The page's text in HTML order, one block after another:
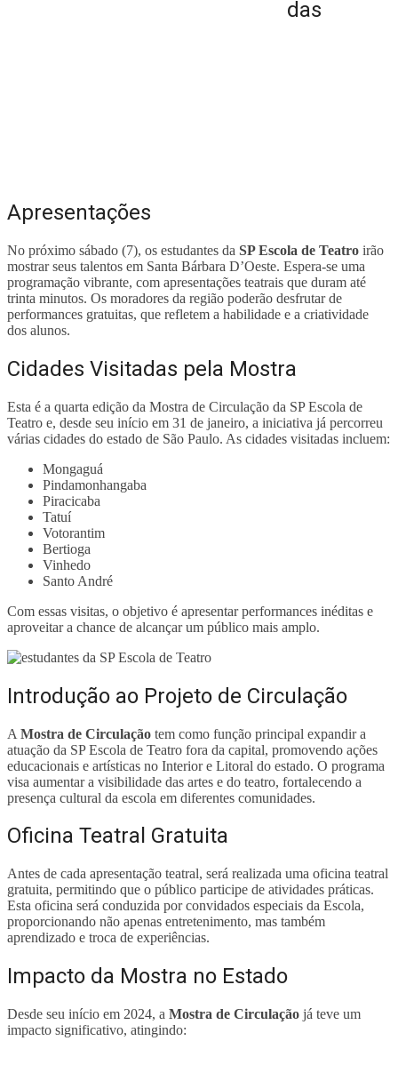
das
Apresentações
No próximo sábado (7), os estudantes da SP Escola de Teatro irão
mostrar seus talentos em Santa Bárbara D’Oeste. Espera-se uma
programação vibrante, com apresentações teatrais que duram até
trinta minutos. Os moradores da região poderão desfrutar de
performances gratuitas, que refletem a habilidade e a criatividade
dos alunos.
Cidades Visitadas pela Mostra
Esta é a quarta edição da Mostra de Circulação da SP Escola de
Teatro e, desde seu início em 31 de janeiro, a iniciativa já percorreu
várias cidades do estado de São Paulo. As cidades visitadas incluem:
Mongaguá
Pindamonhangaba
Piracicaba
Tatuí
Votorantim
Bertioga
Vinhedo
Santo André
Com essas visitas, o objetivo é apresentar performances inéditas e
aproveitar a chance de alcançar um público mais amplo.
Introdução ao Projeto de Circulação
A Mostra de Circulação tem como função principal expandir a
atuação da SP Escola de Teatro fora da capital, promovendo ações
educacionais e artísticas no Interior e Litoral do estado. O programa
visa aumentar a visibilidade das artes e do teatro, fortalecendo a
presença cultural da escola em diferentes comunidades.
Oficina Teatral Gratuita
Antes de cada apresentação teatral, será realizada uma oficina teatral
gratuita, permitindo que o público participe de atividades práticas.
Esta oficina será conduzida por convidados especiais da Escola,
proporcionando não apenas entretenimento, mas também
aprendizado e troca de experiências.
Impacto da Mostra no Estado
Desde seu início em 2024, a Mostra de Circulação já teve um
impacto significativo, atingindo: